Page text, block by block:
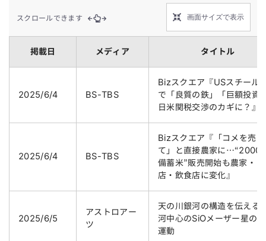
スクロールできます 画面サイズで表示
掲載日 メディア タイトル
2025/6/4 BS-TBS
Bizスクエア『USスチール
で「良質の鉄」「巨額投資
日米関税交渉のカギに？』
2025/6/4 BS-TBS
Bizスクエア『「コメを売っ
て」と直接農家に…“2000
備蓄米”販売開始も農家・コ
店・飲食店に変化』
2025/6/5
アストロアー
ツ
天の川銀河の構造を伝える
河中心のSiOメーザー星の
運動